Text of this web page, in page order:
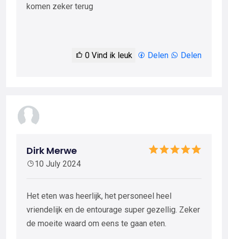
komen zeker terug
0 Vind ik leuk Delen Delen
Dirk Merwe
10 July 2024
Het eten was heerlijk, het personeel heel
vriendelijk en de entourage super gezellig. Zeker
de moeite waard om eens te gaan eten.